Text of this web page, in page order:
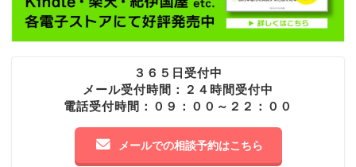
３６５日受付中
メール受付時間：２４時間受付中
電話受付時間：０９：００～２２：００
メールでの相談予約はこちら